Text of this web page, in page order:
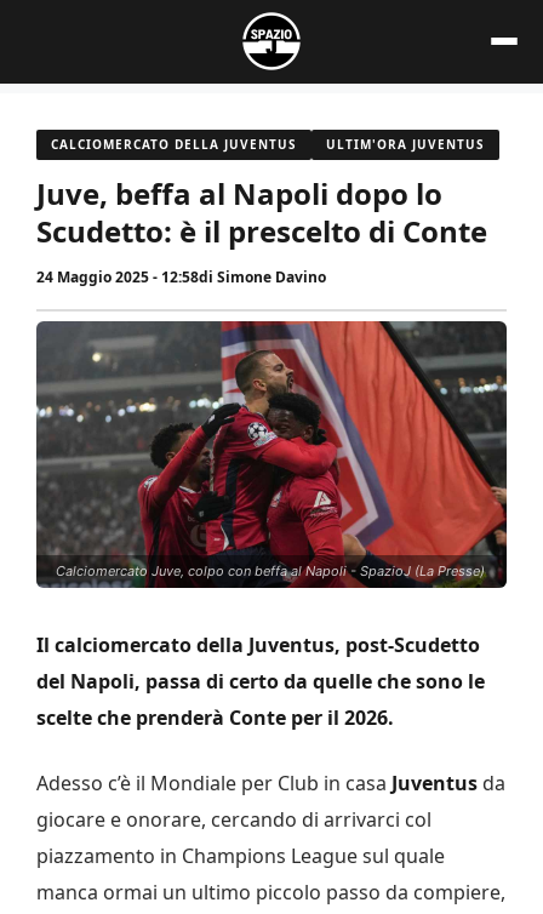
contenuto
CALCIOMERCATO DELLA JUVENTUS ULTIM'ORA JUVENTUS
Juve, beffa al Napoli dopo lo
Scudetto: è il prescelto di Conte
24 Maggio 2025 - 12:58di Simone Davino
Calciomercato Juve, colpo con beffa al Napoli - SpazioJ (La Presse)
Il calciomercato della Juventus, post-Scudetto
del Napoli, passa di certo da quelle che sono le
scelte che prenderà Conte per il 2026.
Adesso c’è il Mondiale per Club in casa Juventus da
giocare e onorare, cercando di arrivarci col
piazzamento in Champions League sul quale
manca ormai un ultimo piccolo passo da compiere,